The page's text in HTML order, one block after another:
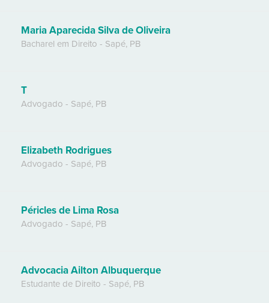
Maria Aparecida Silva de Oliveira
Bacharel em Direito - Sapé, PB
T
Advogado - Sapé, PB
Elizabeth Rodrigues
Advogado - Sapé, PB
Péricles de Lima Rosa
Advogado - Sapé, PB
Advocacia Ailton Albuquerque
Estudante de Direito - Sapé, PB